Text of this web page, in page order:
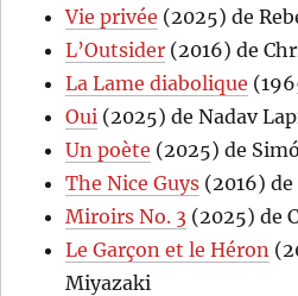
Vie privée (2025) de
L’Outsider (2016) de
La Lame diabolique
Oui (2025) de Nadav
Un poète (2025) de
The Nice Guys (2016)
Miroirs No. 3 (2025) de
Le Garçon et le Héron
Miyazaki